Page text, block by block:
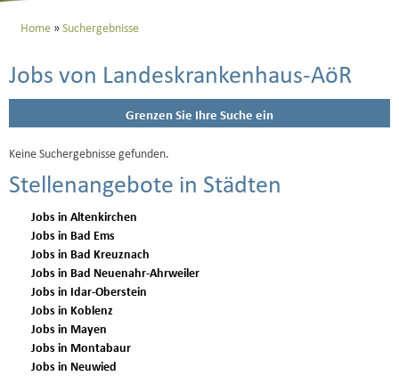
Home Suchergebnisse
Jobs von Landeskrankenhaus-AöR
Grenzen Sie Ihre Suche ein
Keine Suchergebnisse gefunden.
Stellenangebote in Städten
Jobs in Altenkirchen
Jobs in Bad Ems
Jobs in Bad Kreuznach
Jobs in Bad Neuenahr-Ahrweiler
Jobs in Idar-Oberstein
Jobs in Koblenz
Jobs in Mayen
Jobs in Montabaur
Jobs in Neuwied